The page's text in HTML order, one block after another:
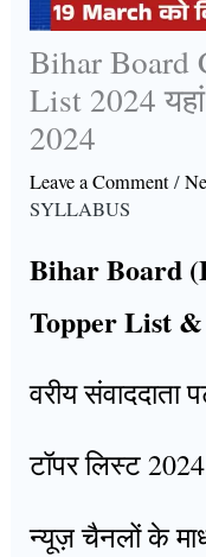
Bihar Board
List 2024
2024
Leave a Comment/
SYLLABUS
Bihar Board
Topper List
वरीय संवाददाता
टॉपर लिस्ट
न्यूज़ चैनलों के